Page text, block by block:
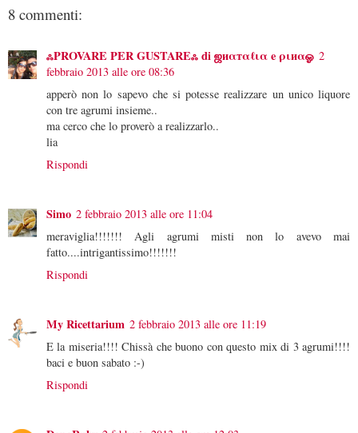
8 commenti:
ஃPROVARE PER GUSTAREஃ di ஜиαтαℓια e ριиαஓ 2
febbraio 2013 alle ore 08:36
apperò non lo sapevo che si potesse realizzare un unico liquore
con tre agrumi insieme..
ma cerco che lo proverò a realizzarlo..
lia
Rispondi
Simo 2 febbraio 2013 alle ore 11:04
meraviglia!!!!!!! Agli agrumi misti non lo avevo mai
fatto....intrigantissimo!!!!!!!
Rispondi
My Ricettarium 2 febbraio 2013 alle ore 11:19
E la miseria!!!! Chissà che buono con questo mix di 3 agrumi!!!!
baci e buon sabato :-)
Rispondi